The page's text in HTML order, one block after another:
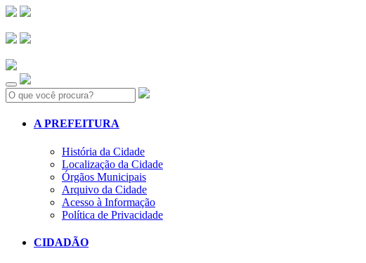
Search:
A PREFEITURA
História da Cidade
Localização da Cidade
Órgãos Municipais
Arquivo da Cidade
Acesso à Informação
Política de Privacidade
CIDADÃO